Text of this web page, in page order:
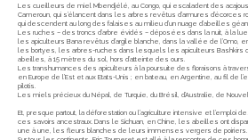
Les cueilleurs de miel Mbendjélé, au Congo, qui escaladent des
Cameroun, qui s’élancent dans les arbres revêtus d’armures
qui descendent au long des falaises au milieu d’un nuage d’abeilles
Les ruches – des troncs d’arbre évidés – déposées dans la nuit, à la
les apiculteurs Bana revêtus d’argile blanche, dans la vallée de l’Omo,
les bortyes, les arbres-ruches dans lesquels les apiculteurs Bashkirs
abeilles, à 15 mètres du sol, hors d’atteinte des ours.
Les transhumances des apiculteurs à la poursuite des floraisons à
en Europe de l’Est et aux Etats-Unis ; en bateau, en Argentine, au fil de
pilotis.
Les miels précieux du Népal, de Turquie, du Brésil, d’Australie, de
Et, presque partout, la déforestation ou l’agriculture intensive et
ces savoirs ancestraux. Dans le Sichuan, en Chine, les abeilles ont
une à une, les fleurs blanches de leurs immenses vergers de poiriers.